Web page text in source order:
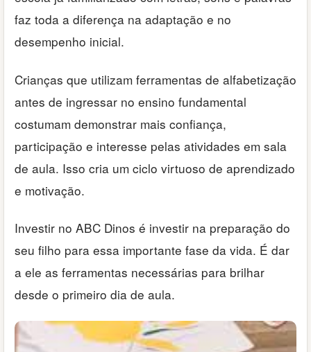
faz toda a diferença na adaptação e no
desempenho inicial.
Crianças que utilizam ferramentas de alfabetização
antes de ingressar no ensino fundamental
costumam demonstrar mais confiança,
participação e interesse pelas atividades em sala
de aula. Isso cria um ciclo virtuoso de aprendizado
e motivação.
Investir no ABC Dinos é investir na preparação do
seu filho para essa importante fase da vida. É dar
a ele as ferramentas necessárias para brilhar
desde o primeiro dia de aula.